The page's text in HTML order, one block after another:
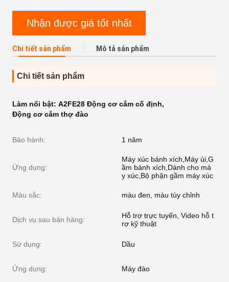
Nhận được giá tốt nhất
Chi tiết sản phẩm Mô tả sản phẩm
Chi tiết sản phẩm
Làm nổi bật: A2FE28 Động cơ cắm cố định,
Động cơ cắm thợ đào
Bảo hành: 1 năm
Ứng dụng:
Máy xúc bánh xích,Máy ủi,G
ầm bánh xích,Dành cho má
y xúc,Bộ phận gầm máy xúc
Màu sắc: màu đen, màu tùy chỉnh
Dịch vụ sau bán hàng:
Hỗ trợ trực tuyến, Video hỗ t
rợ kỹ thuật
Sử dụng: Dầu
Ứng dụng: Máy đào